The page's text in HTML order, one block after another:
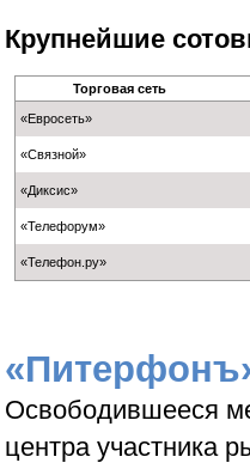
Крупнейшие
Торговая сеть
«Евросеть»
«Связной»
«Диксис»
«Телефорум»
«Телефон.ру»
Освободившееся
центра участника